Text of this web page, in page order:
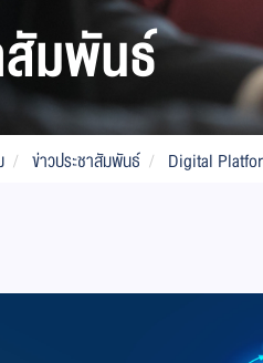
สัมพันธ์
ข่าวประชาสัมพันธ์ Digital